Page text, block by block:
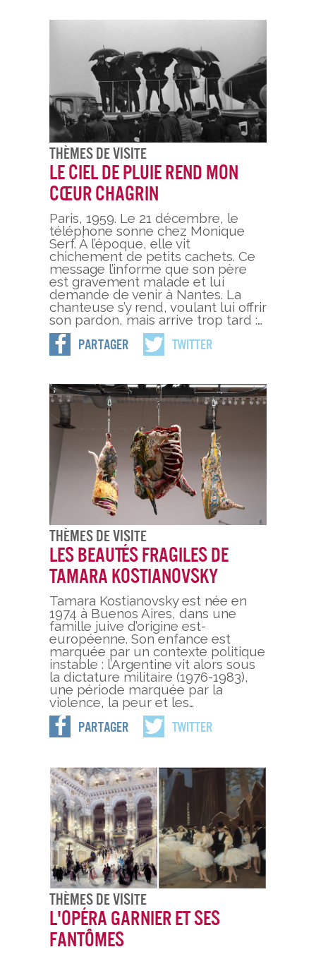
Thèmes De Visite
Le ciel de pluie rend mon
cœur chagrin
Paris, 1959. Le 21 décembre, le
téléphone sonne chez Monique
Serf. À l’époque, elle vit
chichement de petits cachets. Ce
message l’informe que son père
est gravement malade et lui
demande de venir à Nantes. La
chanteuse s’y rend, voulant lui offrir
son pardon, mais arrive trop tard :…
Partager Twitter
Thèmes De Visite
Les beautés fragiles de
Tamara Kostianovsky
Tamara Kostianovsky est née en
1974 à Buenos Aires, dans une
famille juive d’origine est-
européenne. Son enfance est
marquée par un contexte politique
instable : l’Argentine vit alors sous
la dictature militaire (1976-1983),
une période marquée par la
violence, la peur et les…
Partager Twitter
Thèmes De Visite
L'opéra Garnier et ses
fantômes